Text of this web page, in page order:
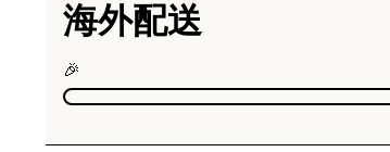
海外配送
🎉